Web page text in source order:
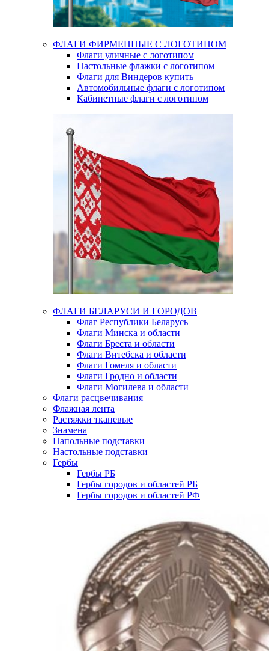
ФЛАГИ ФИРМЕННЫЕ С ЛОГОТИПОМ
Флаги уличные с логотипом
Настольные флажки с логотипом
Флаги для Виндеров купить
Автомобильные флаги с логотипом
Кабинетные флаги с логотипом
ФЛАГИ БЕЛАРУСИ И ГОРОДОВ
Флаг Республики Беларусь
Флаги Минска и области
Флаги Бреста и области
Флаги Витебска и области
Флаги Гомеля и области
Флаги Гродно и области
Флаги Могилева и области
Флаги расцвечивания
Флажная лента
Растяжки тканевые
Знамена
Напольные подставки
Настольные подставки
Гербы
Гербы РБ
Гербы городов и областей РБ
Гербы городов и областей РФ